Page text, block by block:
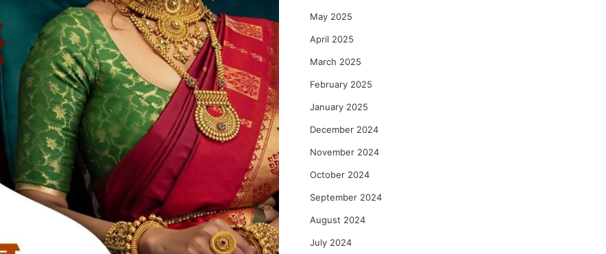
May 2025
April 2025
March 2025
February 2025
January 2025
December 2024
November 2024
October 2024
September 2024
August 2024
July 2024